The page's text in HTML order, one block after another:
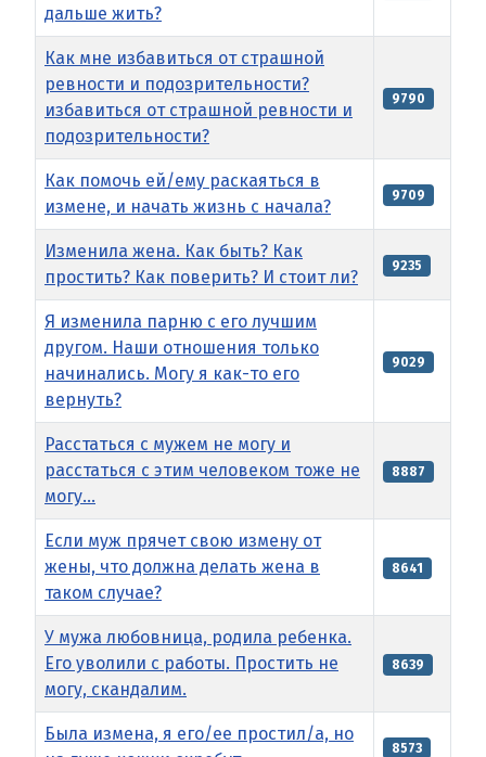
дальше жить?
Как мне избавиться от страшной
ревности и подозрительности?
избавиться от страшной ревности и
подозрительности?
9790
Как помочь ей/ему раскаяться в
измене, и начать жизнь с начала?
9709
Изменила жена. Как быть? Как
простить? Как поверить? И стоит ли?
9235
Я изменила парню с его лучшим
другом. Наши отношения только
начинались. Могу я как-то его
вернуть?
9029
Расстаться с мужем не могу и
расстаться с этим человеком тоже не
могу...
8887
Если муж прячет свою измену от
жены, что должна делать жена в
таком случае?
8641
У мужа любовница, родила ребенка.
Его уволили с работы. Простить не
могу, скандалим.
8639
Была измена, я его/ее простил/а, но
8573